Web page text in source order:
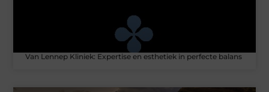
Van Lennep Kliniek: Expertise en esthetiek in perfecte balans